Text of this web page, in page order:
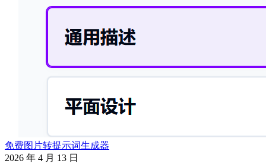
免费图片转提示词生成器
2026 年 4 月 13 日